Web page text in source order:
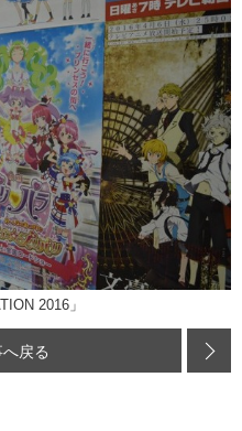
座談会
ABEMA Cafe
2016」
へ戻る